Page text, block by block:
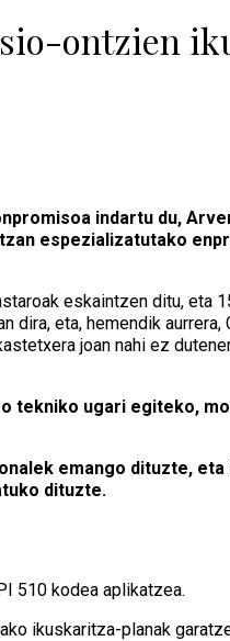
ontzien
indartu du,
espezializatutako
eskaintzen ditu, eta
dira, eta, hemendik
joan nahi ez
tekniko ugari egiteko,
emango dituzte,
dituzte.
510 kodea aplikatzea.
ikuskaritza-planak